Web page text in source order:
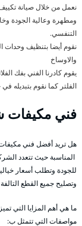
نعمل من خلال صيانة
ومطهرة وعالية الجودة
التنفسي.
نقوم أيضا بتنظيف وحدات
والاوساخ
يقوم كادرنا الفني بفك
الفلتر كما نقوم بتبديله
فني
هل تريد أفضل فني
المناسبة حيث تتعدد
للجودة وتطلب أسعار
وتصليح جميع القطع
ما هي أهم المزايا التي
مواصفات التي تتمثل ب: